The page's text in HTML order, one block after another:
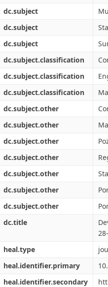
dc.subject
dc.subject
dc.subject
dc.subject.classification
dc.subject.classification
dc.subject.classification
dc.subject.other
dc.subject.other
dc.subject.other
dc.subject.other
dc.subject.other
dc.subject.other
dc.subject.other
dc.title
heal.type
heal.identifier.primary
heal.identifier.secondary